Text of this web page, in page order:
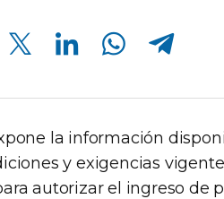
Compartir en Twitter Compartir en Linkedin Compartir en Whatsapp Compartir en Telegram
la información
y exigencias
autorizar el ingreso de